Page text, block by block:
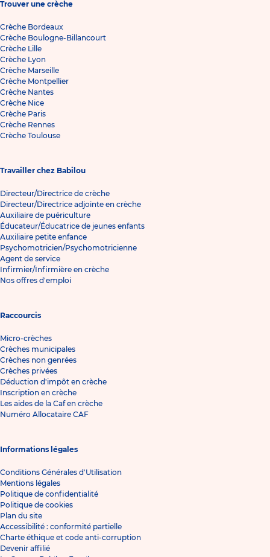
Trouver une crèche
Crèche Bordeaux
Crèche Boulogne-Billancourt
Crèche Lille
Crèche Lyon
Crèche Marseille
Crèche Montpellier
Crèche Nantes
Crèche Nice
Crèche Paris
Crèche Rennes
Crèche Toulouse
Travailler chez Babilou
Directeur/Directrice de crèche
Directeur/Directrice adjointe en crèche
Auxiliaire de puériculture
Éducateur/Éducatrice de jeunes enfants
Auxiliaire petite enfance
Psychomotricien/Psychomotricienne
Agent de service
Infirmier/Infirmière en crèche
Nos offres d'emploi
Raccourcis
Micro-crèches
Crèches municipales
Crèches non genrées
Crèches privées
Déduction d'impôt en crèche
Inscription en crèche
Les aides de la Caf en crèche
Numéro Allocataire CAF
Informations légales
Conditions Générales d'Utilisation
Mentions légales
Politique de confidentialité
Politique de cookies
Plan du site
Accessibilité : conformité partielle
Charte éthique et code anti-corruption
Devenir affilié